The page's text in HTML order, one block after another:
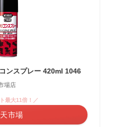
ンスプレー 420ml 1046
場店
最大11倍！／
市場